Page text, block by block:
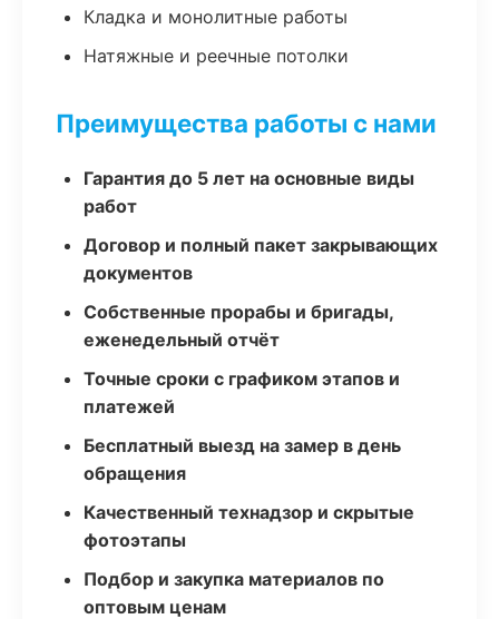
Кладка и монолитные работы
Натяжные и реечные потолки
Преимущества работы с нами
Гарантия до 5 лет на основные виды
работ
Договор и полный пакет закрывающих
документов
Собственные прорабы и бригады,
еженедельный отчёт
Точные сроки с графиком этапов и
платежей
Бесплатный выезд на замер в день
обращения
Качественный технадзор и скрытые
фотоэтапы
Подбор и закупка материалов по
оптовым ценам